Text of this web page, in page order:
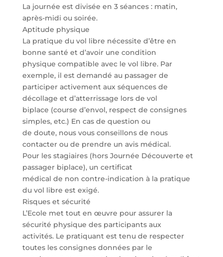
La journée est divisée en 3 séances : matin,
après-midi ou soirée.
Aptitude physique
La pratique du vol libre nécessite d’être en
bonne santé et d’avoir une condition
physique compatible avec le vol libre. Par
exemple, il est demandé au passager de
participer activement aux séquences de
décollage et d’atterrissage lors de vol
biplace (course d’envol, respect de consignes
simples, etc.) En cas de question ou
de doute, nous vous conseillons de nous
contacter ou de prendre un avis médical.
Pour les stagiaires (hors Journée Découverte et
passager biplace), un certificat
médical de non contre-indication à la pratique
du vol libre est exigé.
Risques et sécurité
L’Ecole met tout en œuvre pour assurer la
sécurité physique des participants aux
activités. Le pratiquant est tenu de respecter
toutes les consignes données par le